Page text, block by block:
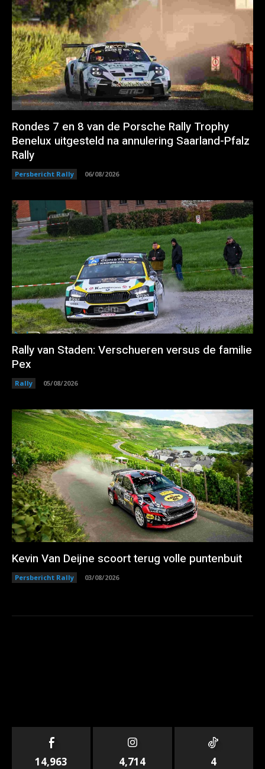
Rondes 7 en 8 van de Porsche Rally Trophy
Benelux uitgesteld na annulering Saarland-Pfalz
Rally
Persbericht Rally 06/08/2026
Rally van Staden: Verschueren versus de familie
Pex
Rally 05/08/2026
Kevin Van Deijne scoort terug volle puntenbuit
Persbericht Rally 03/08/2026
14,963 4,714 4